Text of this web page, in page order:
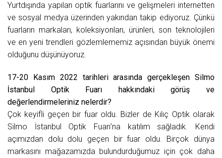
Yurtdışında yapılan optik fuarlarını ve gelişmeleri internetten
ve sosyal medya üzerinden yakından takip ediyoruz. Çünkü
fuarların markaları, koleksiyonları, ürünleri, son teknolojileri
ve en yeni trendleri gözlemlememiz açısından büyük önemi
olduğunu düşünüyoruz.
17-20 Kasım 2022 tarihleri arasında gerçekleşen Silmo
İstanbul Optik Fuarı hakkındaki görüş ve
değerlendirmeleriniz nelerdir?
Çok keyifli geçen bir fuar oldu. Bizler de Kılıç Optik olarak
Silmo İstanbul Optik Fuarı’na katılım sağladık. Kendi
açımızdan dolu dolu geçen bir fuar oldu. Birçok dünya
markasını mağazamızda bulundurduğumuz için çok daha